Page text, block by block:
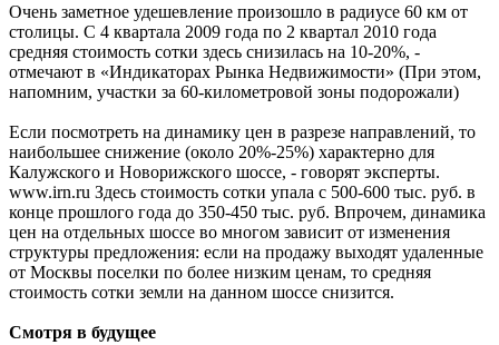
Очень заметное удешевление произошло в радиусе 60 км от
столицы. С 4 квартала 2009 года по 2 квартал 2010 года
средняя стоимость сотки здесь снизилась на 10-20%, -
отмечают в «Индикаторах Рынка Недвижимости» (При этом,
напомним, участки за 60-километровой зоны подорожали)
Если посмотреть на динамику цен в разрезе направлений, то
наибольшее снижение (около 20%-25%) характерно для
Калужского и Новорижского шоссе, - говорят эксперты.
www.irn.ru Здесь стоимость сотки упала с 500-600 тыс. руб. в
конце прошлого года до 350-450 тыс. руб. Впрочем, динамика
цен на отдельных шоссе во многом зависит от изменения
структуры предложения: если на продажу выходят удаленные
от Москвы поселки по более низким ценам, то средняя
стоимость сотки земли на данном шоссе снизится.
Смотря в будущее